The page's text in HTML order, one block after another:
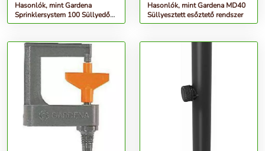
Hasonlók, mint Gardena
Sprinklersystem 100 Süllyedő
esőztető csíkfúvókával
Hasonlók, mint Gardena MD40
Süllyesztett esőztető rendszer